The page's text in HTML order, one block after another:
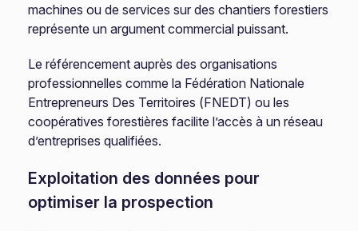
machines ou de services sur des chantiers forestiers
représente un argument commercial puissant.
Le référencement auprès des organisations
professionnelles comme la Fédération Nationale
Entrepreneurs Des Territoires (FNEDT) ou les
coopératives forestières facilite l’accès à un réseau
d’entreprises qualifiées.
Exploitation des données pour
optimiser la prospection